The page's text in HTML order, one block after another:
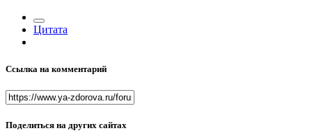
Цитата
Ссылка на комментарий
Поделиться на других сайтах